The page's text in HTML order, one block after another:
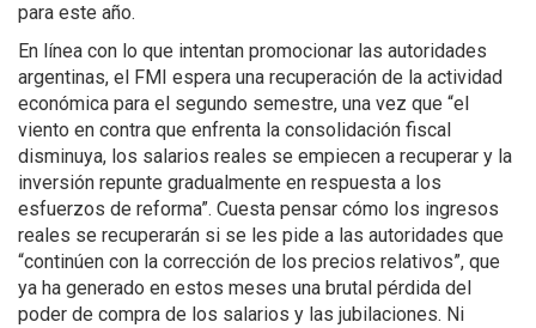
para este año.
En línea con lo que intentan promocionar las autoridades
argentinas, el FMI espera una recuperación de la actividad
económica para el segundo semestre, una vez que “el
viento en contra que enfrenta la consolidación fiscal
disminuya, los salarios reales se empiecen a recuperar y la
inversión repunte gradualmente en respuesta a los
esfuerzos de reforma”. Cuesta pensar cómo los ingresos
reales se recuperarán si se les pide a las autoridades que
“continúen con la corrección de los precios relativos”, que
ya ha generado en estos meses una brutal pérdida del
poder de compra de los salarios y las jubilaciones. Ni